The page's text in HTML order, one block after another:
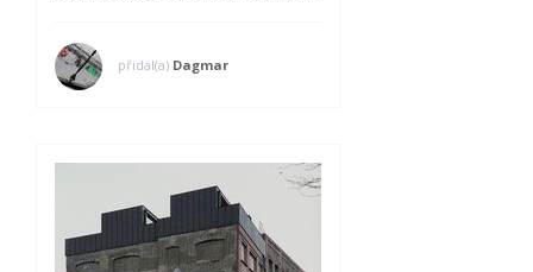
přidal(a) Dagmar